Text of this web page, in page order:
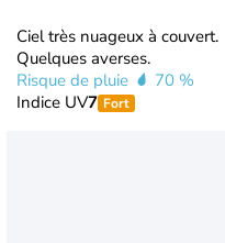
Ciel très nuageux à couvert.
Quelques averses.
Risque de pluie
70 %
Indice UV7 Fort